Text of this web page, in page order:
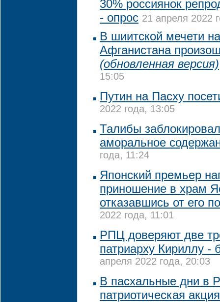
30% россиянок
- опрос 21 апреля 2022
В шиитской мечети
Афганистана
(обновленная версия)
15:05
Путин на Пасху
2022 года, 13:05
Талибы
аморальное
года, 11:24
Японский премьер
приношение в храм
отказавшись от его
2022 года, 11:01
РПЦ доверяют две
патриарху Кириллу -
апреля 2022 года, 20:03
В пасхальные дни в
патриотическая